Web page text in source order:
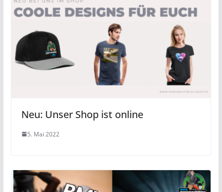
Neu: Unser Shop ist online
5. Mai 2022